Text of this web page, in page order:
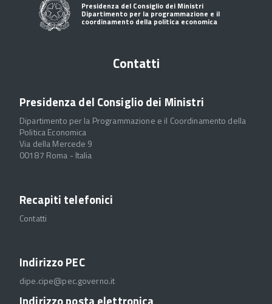
Presidenza del Consiglio dei Ministri
Dipartimento per la programmazione e il
coordinamento della politica economica
Contatti
Presidenza del Consiglio dei Ministri
Dipartimento per la Programmazione e il Coordinamento della
Politica Economica
Via della Mercede 9
00187 Roma - Italia
Recapiti telefonici
Contatti
Indirizzo PEC
dipe.cipe@pec.governo.it